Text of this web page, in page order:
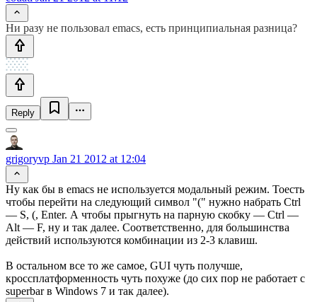
Ни разу не пользовал emacs, есть принципиальная разница?
Reply
grigoryvp Jan 21 2012 at 12:04
Ну как бы в emacs не используется модальный режим. Тоесть
чтобы перейти на следующий символ "(" нужно набрать Ctrl
— S, (, Enter. А чтобы прыгнуть на парную скобку — Ctrl —
Alt — F, ну и так далее. Соответственно, для большинства
действий используются комбинации из 2-3 клавиш.
В остальном все то же самое, GUI чуть получше,
кроссплатформенность чуть похуже (до сих пор не работает с
superbar в Windows 7 и так далее).